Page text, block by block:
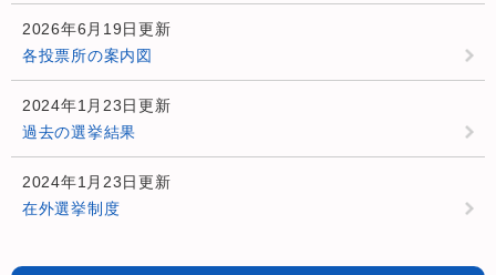
2026年6月19日更新
各投票所の案内図
2024年1月23日更新
過去の選挙結果
2024年1月23日更新
在外選挙制度